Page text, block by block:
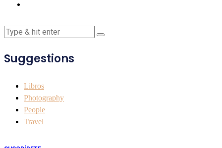
Suggestions
Libros
Photography
People
Travel